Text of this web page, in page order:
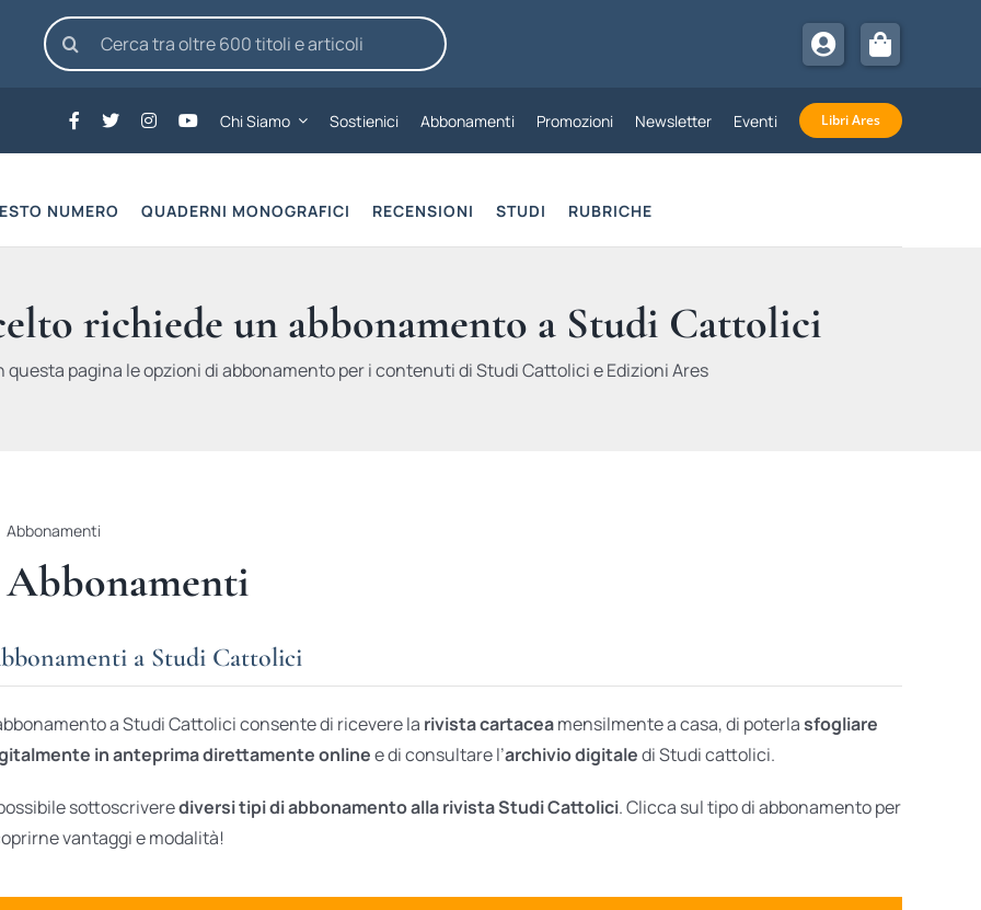
Cerca
per:
Chi Siamo Sostienici Abbonamenti Promozioni Newsletter Eventi Libri Ares
NUMERO QUADERNI MONOGRAFICI RECENSIONI STUDI RUBRICHE
richiede un abbonamento a Studi Cattolici
questa pagina le opzioni di abbonamento per i contenuti di Studi Cattolici e Edizioni Ares
Abbonamenti
Abbonamenti
a Studi Cattolici
a Studi Cattolici consente di ricevere la rivista cartaceamensilmente a casa, di poterlasfogliare
in anteprima direttamente onlinee di consultare l’archivio digitaledi Studi cattolici.
sottoscriverediversi tipi di abbonamento alla rivista Studi Cattolici. Clicca sul tipo di abbonamento per
vantaggi e modalità!